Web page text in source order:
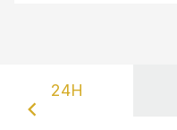
24H